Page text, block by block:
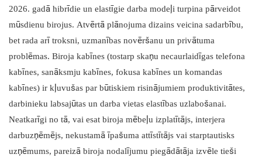
6. Klusums
7. Mikomax viedais birojs
8. Persija Būtsa
9.BUSYPOD
10. YOUSEN
2026. gadā hibrīdie un elastīgie darba modeļi turpina pārveidot
mūsdienu birojus. Atvērtā plānojuma dizains veicina sadarbību,
bet rada arī troksni, uzmanības novēršanu un privātuma
problēmas. Biroja kabīnes (tostarp skaņu necaurlaidīgas telefona
kabīnes, sanāksmju kabīnes, fokusa kabīnes un komandas
kabīnes) ir kļuvušas par būtiskiem risinājumiem produktivitātes,
darbinieku labsajūtas un darba vietas elastības uzlabošanai.
Neatkarīgi no tā, vai esat biroja mēbeļu izplatītājs, interjera
darbuzņēmējs, nekustamā īpašuma attīstītājs vai starptautisks
uzņēmums, pareizā biroja nodalījumu piegādātāja izvēle tieši